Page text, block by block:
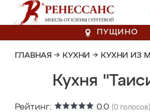
ПУЩИНО
ГЛАВНАЯ → КУХНИ → КУХНИ ИЗ
Кухня
Рейтинг: 0.0 (0 голосов)